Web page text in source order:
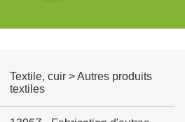
Textile, cuir > Autres produits
textiles